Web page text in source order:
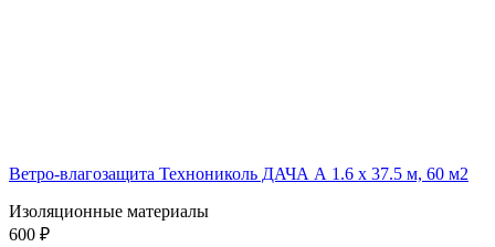
Ветро-влагозащита Технониколь ДАЧА А 1.6 x 37.5 м, 60 м2
Изоляционные материалы
600 ₽